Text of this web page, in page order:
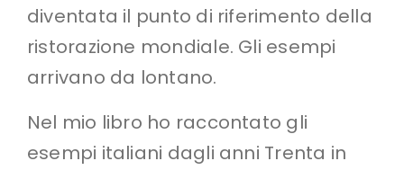
diventata il punto di riferimento della
ristorazione mondiale. Gli esempi
arrivano da lontano.
Nel mio libro ho raccontato gli
esempi italiani dagli anni Trenta in